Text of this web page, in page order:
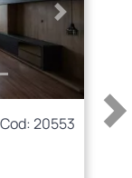
Próximo
Cod: 20553